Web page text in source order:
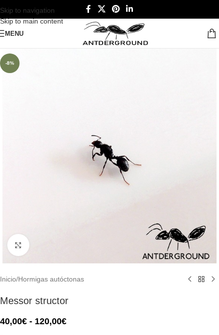
Skip to navigation
Skip to main content
MENU
-8%
Inicio/Hormigas autóctonas
Messor structor
40,00€ - 120,00€